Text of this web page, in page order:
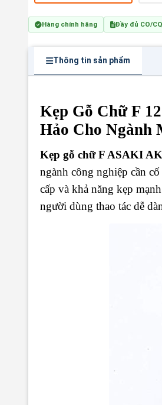
Hàng chính hãng Đầy đủ CO/CQ
Thông tin sản phẩm
Kẹp Gỗ Chữ F
Hảo Cho Ngành
Kẹp gỗ chữ F ASAKI
ngành công nghiệp cần
cấp và khả năng kẹp
người dùng thao tác dễ